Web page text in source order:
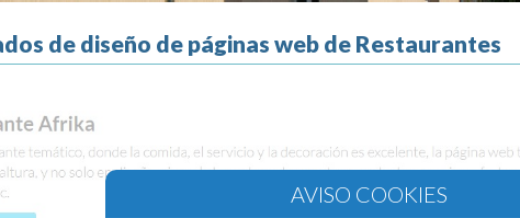
de diseño de páginas web de Restaurantes